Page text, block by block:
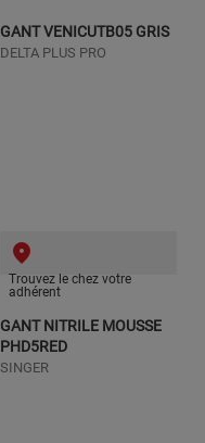
GANT VENICUTB05 GRIS
DELTA PLUS PRO
Trouvez le chez votre
adhérent
GANT NITRILE MOUSSE
PHD5RED
SINGER